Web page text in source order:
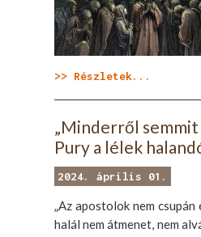
>> Részletek...
„Minderről
Pury a lélek
2024. április 01.
„Az apostolok nem
halál nem átmenet, nem